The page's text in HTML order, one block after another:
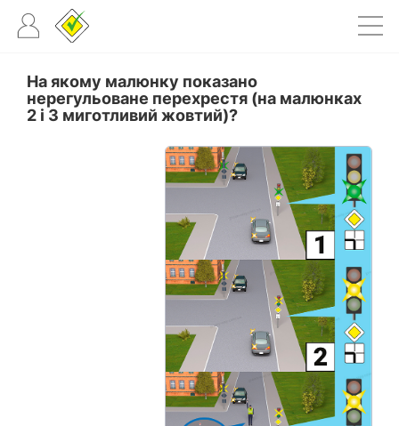
На якому малюнку показано
нерегульоване перехрестя (на малюнках
2 і 3 миготливий жовтий)?